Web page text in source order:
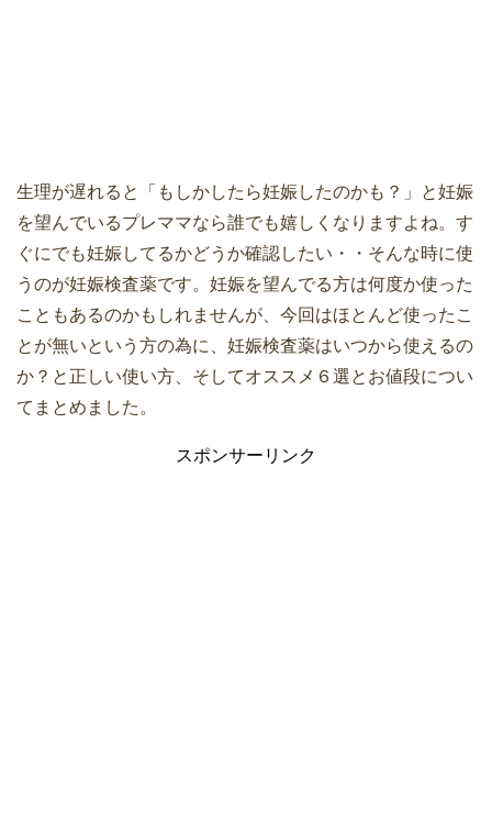
生理が遅れると「もしかしたら妊娠したのかも？」と妊娠
を望んでいるプレママなら誰でも嬉しくなりますよね。す
ぐにでも妊娠してるかどうか確認したい・・そんな時に使
うのが妊娠検査薬です。妊娠を望んでる方は何度か使った
こともあるのかもしれませんが、今回はほとんど使ったこ
とが無いという方の為に、妊娠検査薬はいつから使えるの
か？と正しい使い方、そしてオススメ６選とお値段につい
てまとめました。
スポンサーリンク